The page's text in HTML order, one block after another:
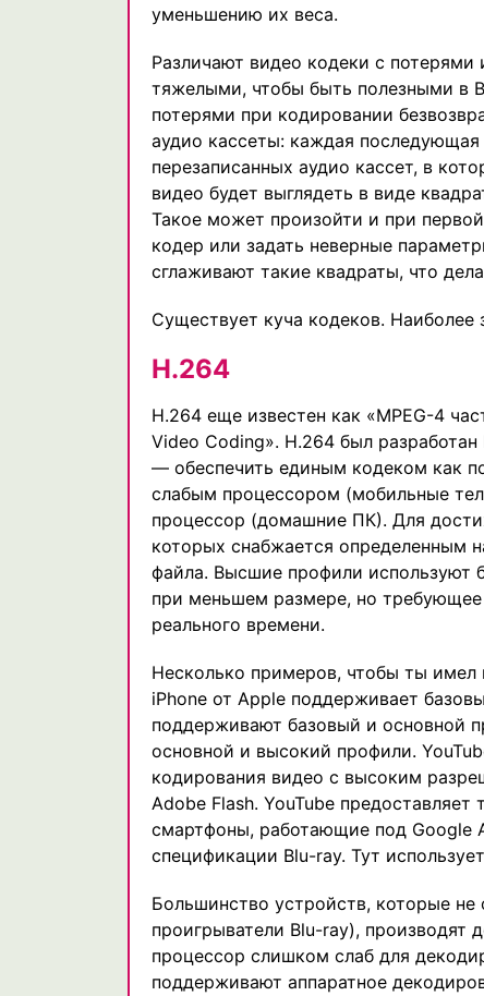
уменьшению их веса.
Различают видео кодеки с
тяжелыми, чтобы быть полезными в
потерями при кодировании
аудио кассеты: каждая
перезаписанных аудио кассет, в
видео будет выглядеть в виде
Такое может произойти и при
кодер или задать неверные
сглаживают такие квадраты, что
Существует куча кодеков. Наиболее
H.264
H.264 еще известен как «MPEG-4
Video Coding». H.264 был
— обеспечить единым кодеком как
слабым процессором (мобильные
процессор (домашние ПК). Для
которых снабжается определенным
файла. Высшие профили используют
при меньшем размере, но
реального времени.
Несколько примеров, чтобы ты имел
iPhone от Apple поддерживает
поддерживают базовый и основной
основной и высокий профили.
кодирования видео с высоким
Adobe Flash. YouTube
смартфоны, работающие под Google
спецификации Blu-ray. Тут
Большинство устройств, которые
проигрыватели Blu-ray), производят
процессор слишком слаб для
поддерживают аппаратное